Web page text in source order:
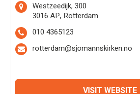
Westzeedijk, 300
3016 AP, Rotterdam
010 4365123
rotterdam@sjomannskirken.no
VISIT WEBSITE